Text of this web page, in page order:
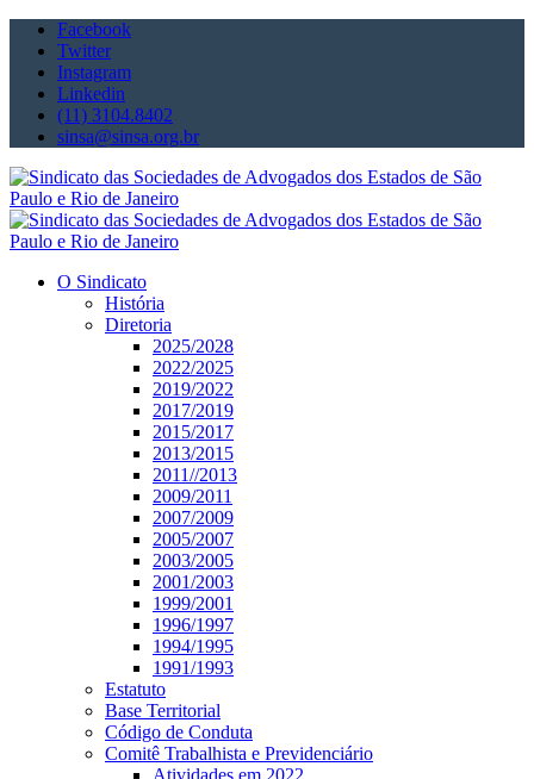
Facebook
Twitter
Instagram
Linkedin
(11) 3104.8402
sinsa@sinsa.org.br
O Sindicato
História
Diretoria
2025/2028
2022/2025
2019/2022
2017/2019
2015/2017
2013/2015
2011//2013
2009/2011
2007/2009
2005/2007
2003/2005
2001/2003
1999/2001
1996/1997
1994/1995
1991/1993
Estatuto
Base Territorial
Código de Conduta
Comitê Trabalhista e Previdenciário
Atividades em 2022